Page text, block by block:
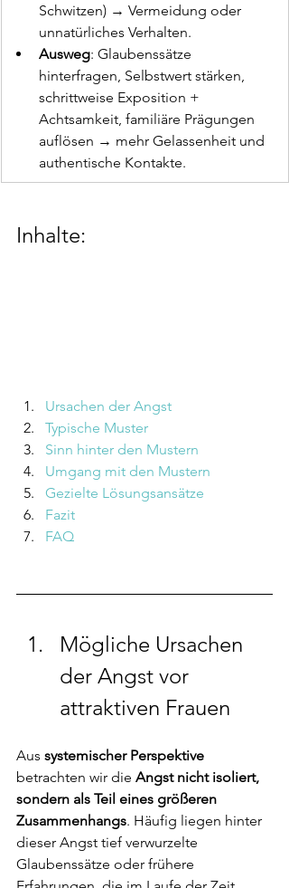
Schwitzen) → Vermeidung oder
unnatürliches Verhalten.
Ausweg: Glaubenssätze
hinterfragen, Selbstwert stärken,
schrittweise Exposition +
Achtsamkeit, familiäre Prägungen
auflösen → mehr Gelassenheit und
authentische Kontakte.
Inhalte:
Ursachen der Angst
Typische Muster
Sinn hinter den Mustern
Umgang mit den Mustern
Gezielte Lösungsansätze
Fazit
FAQ
Mögliche Ursachen
der Angst vor
attraktiven Frauen
Aus systemischer Perspektive
betrachten wir die Angst nicht isoliert,
sondern als Teil eines größeren
Zusammenhangs. Häufig liegen hinter
dieser Angst tief verwurzelte
Glaubenssätze oder frühere